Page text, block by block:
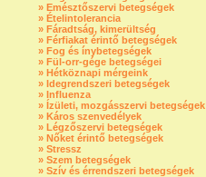
» Emésztőszervi betegségek
» Ételintolerancia
» Fáradtság, kimerültség
» Férfiakat érintő betegségek
» Fog és ínybetegségek
» Fül-orr-gége betegségei
» Hétköznapi mérgeink
» Idegrendszeri betegségek
» Influenza
» Ízületi, mozgásszervi betegségek
» Káros szenvedélyek
» Légzőszervi betegségek
» Nőket érintő betegségek
» Stressz
» Szem betegségek
» Szív és érrendszeri betegségek